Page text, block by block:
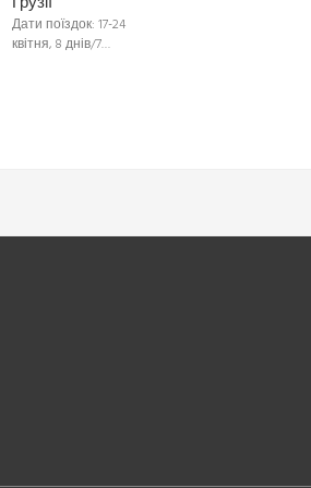
Дати поїздок: 17-24
квітня, 8 днів/7…